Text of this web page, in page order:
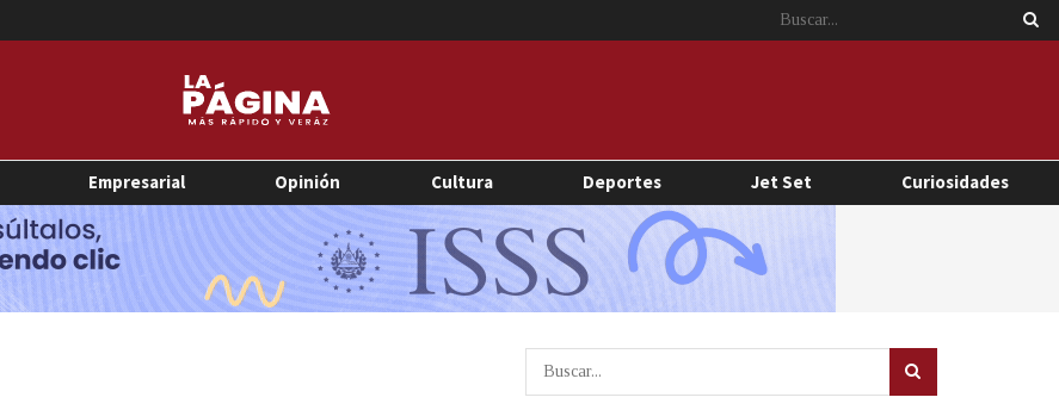
Empresarial Opinión Cultura Deportes Jet Set Curiosidades